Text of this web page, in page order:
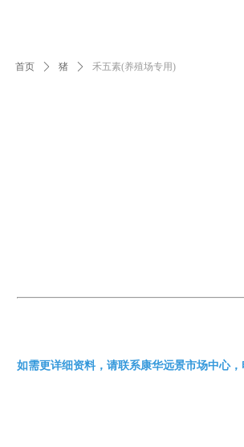
如需更详细资料，请联系康华远景市场中心，
首页 ꄲ 猪 ꄲ 禾五素(养殖场专用)